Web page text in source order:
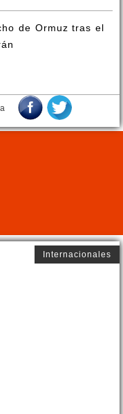
de Ormuz tras el
Internacionales